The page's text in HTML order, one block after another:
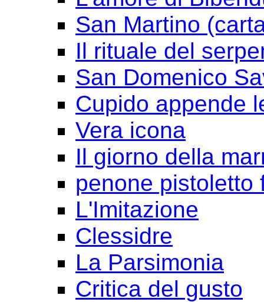
San Martino
Il rituale del
San Domenico
Cupido appende
Vera icona
Il giorno della
penone pistoletto
L'Imitazione
Clessidre
La Parsimonia
Critica del gusto